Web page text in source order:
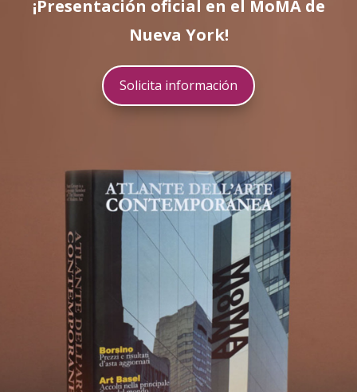
¡Presentación oficial en el MoMA de
Nueva York!
Solicita información